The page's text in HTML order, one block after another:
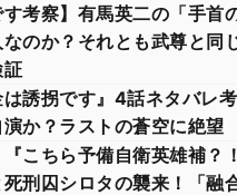
す考察】有馬英二の「手首
のか？それとも武尊と同
証
誘拐です』4話ネタバレ
か？ラストの蒼空に絶望
『こちら予備自衛英雄補？
刑囚シロタの襲来！「融